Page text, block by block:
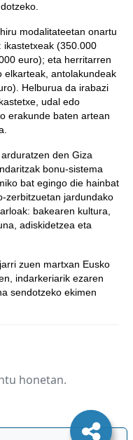
modalitateetan onartu
ikastetxeak (350.000
euro); eta herritarren
elkarteak, antolakundeak
Helburua da irabazi
udal edo
erakunde baten artean
den Giza
bonu-sistema
bat egingo die hainbat
zerbitzuetan jardundako
bakearen kultura,
adiskidetzea eta
zuen martxan Eusko
indarkeriarik ezaren
sendotzeko ekimen
honetan.